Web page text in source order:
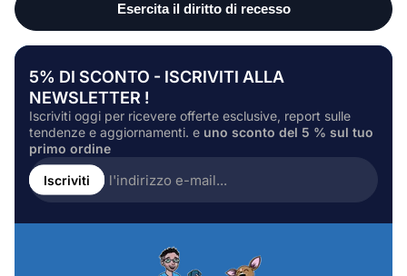
5% DI SCONTO - ISCRIVITI ALLA
NEWSLETTER !
Iscriviti oggi per ricevere offerte esclusive, report sulle
tendenze e aggiornamenti. e uno sconto del 5 % sul tuo
primo ordine
Inserire
l'indirizzo
e-
Iscriviti